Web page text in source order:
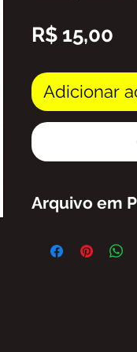
R$ 15,00
Adicionar
Arquivo em
PARCIAL DO